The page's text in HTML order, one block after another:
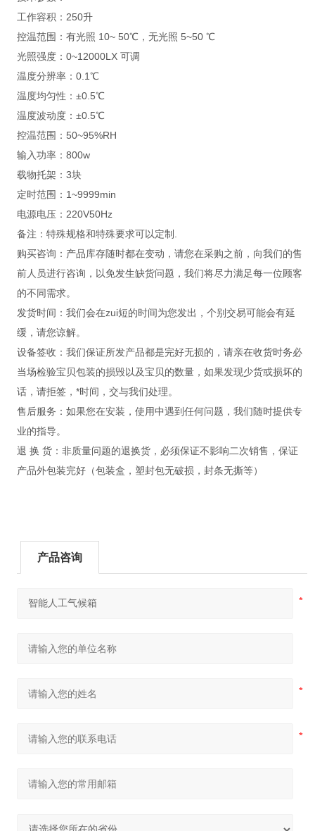
工作容积：250升
控温范围：有光照 10~ 50℃，无光照 5~50 ℃
光照强度：0~12000LX 可调
温度分辨率：0.1℃
温度均匀性：±0.5℃
温度波动度：±0.5℃
控温范围：50~95%RH
输入功率：800w
载物托架：3块
定时范围：1~9999min
电源电压：220V50Hz
备注：特殊规格和特殊要求可以定制.
购买咨询：产品库存随时都在变动，请您在采购之前，向我们的售
前人员进行咨询，以免发生缺货问题，我们将尽力满足每一位顾客
的不同需求。
发货时间：我们会在zui短的时间为您发出，个别交易可能会有延
缓，请您谅解。
设备签收：我们保证所发产品都是完好无损的，请亲在收货时务必
当场检验宝贝包装的损毁以及宝贝的数量，如果发现少货或损坏的
话，请拒签，*时间，交与我们处理。
售后服务：如果您在安装，使用中遇到任何问题，我们随时提供专
业的指导。
退 换 货：非质量问题的退换货，必须保证不影响二次销售，保证
产品外包装完好（包装盒，塑封包无破损，封条无撕等）
产品咨询